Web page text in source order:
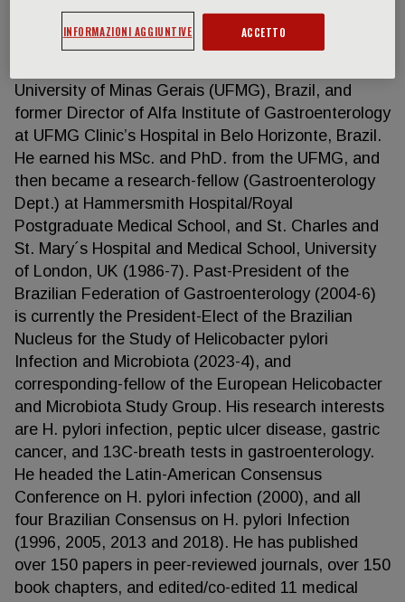
Professor Luiz Gonzaga V. Coelho is Professor of
University of Minas Gerais (UFMG), Brazil, and
former Director of Alfa Institute of Gastroenterology
at UFMG Clinic’s Hospital in Belo Horizonte, Brazil.
He earned his MSc. and PhD. from the UFMG, and
then became a research-fellow (Gastroenterology
Dept.) at Hammersmith Hospital/Royal
Postgraduate Medical School, and St. Charles and
St. Mary´s Hospital and Medical School, University
of London, UK (1986-7). Past-President of the
Brazilian Federation of Gastroenterology (2004-6)
is currently the President-Elect of the Brazilian
Nucleus for the Study of Helicobacter pylori
Infection and Microbiota (2023-4), and
corresponding-fellow of the European Helicobacter
and Microbiota Study Group. His research interests
are H. pylori infection, peptic ulcer disease, gastric
cancer, and 13C-breath tests in gastroenterology.
He headed the Latin-American Consensus
Conference on H. pylori infection (2000), and all
four Brazilian Consensus on H. pylori Infection
(1996, 2005, 2013 and 2018). He has published
over 150 papers in peer-reviewed journals, over 150
book chapters, and edited/co-edited 11 medical
INFORMAZIONI AGGIUNTIVE ACCETTO